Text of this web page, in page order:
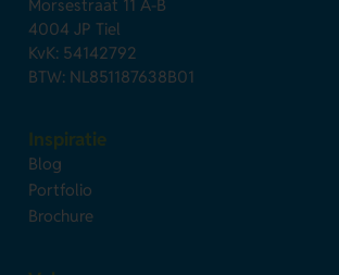
Morsestraat 11 A-B
4004 JP Tiel
KvK: 54142792
BTW: NL851187638B01
Inspiratie
Blog
Portfolio
Brochure